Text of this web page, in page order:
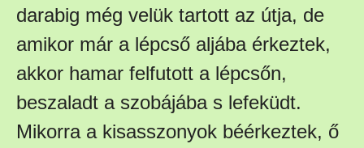
darabig még velük tartott az útja, de
amikor már a lépcső aljába érkeztek,
akkor hamar felfutott a lépcsőn,
beszaladt a szobájába s lefeküdt.
Mikorra a kisasszonyok béérkeztek, ő